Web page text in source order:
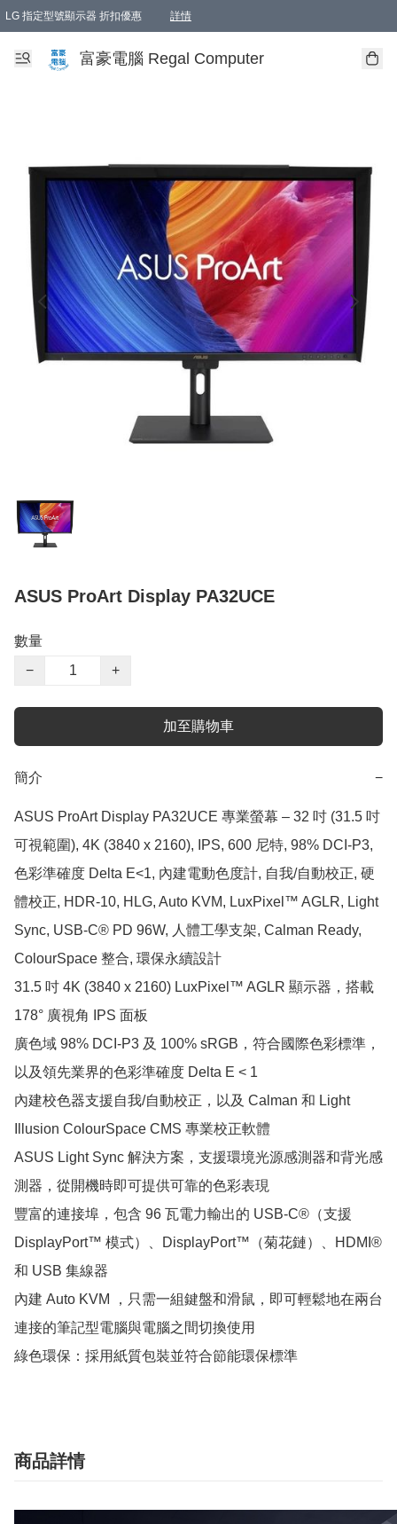
LG 指定型號顯示器 折扣優惠 詳情
富豪電腦 Regal Computer
ASUS ProArt Display PA32UCE
數量
−
+
加至購物車
簡介 −
ASUS ProArt Display PA32UCE 專業螢幕 – 32 吋 (31.5 吋
可視範圍), 4K (3840 x 2160), IPS, 600 尼特, 98% DCI-P3,
色彩準確度 Delta E<1, 內建電動色度計, 自我/自動校正, 硬
體校正, HDR-10, HLG, Auto KVM, LuxPixel™ AGLR, Light
Sync, USB-C® PD 96W, 人體工學支架, Calman Ready,
ColourSpace 整合, 環保永續設計
31.5 吋 4K (3840 x 2160) LuxPixel™ AGLR 顯示器，搭載
178° 廣視角 IPS 面板
廣色域 98% DCI-P3 及 100% sRGB，符合國際色彩標準，
以及領先業界的色彩準確度 Delta E < 1
內建校色器支援自我/自動校正，以及 Calman 和 Light
Illusion ColourSpace CMS 專業校正軟體
ASUS Light Sync 解決方案，支援環境光源感測器和背光感
測器，從開機時即可提供可靠的色彩表現
豐富的連接埠，包含 96 瓦電力輸出的 USB-C®（支援
DisplayPort™ 模式）、DisplayPort™（菊花鏈）、HDMI®
和 USB 集線器
內建 Auto KVM ，只需一組鍵盤和滑鼠，即可輕鬆地在兩台
連接的筆記型電腦與電腦之間切換使用
綠色環保：採用紙質包裝並符合節能環保標準
商品詳情